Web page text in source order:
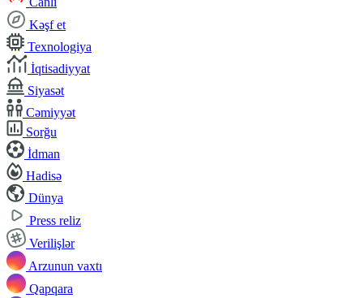
Kəşf et
Texnologiya
İqtisadiyyat
Siyasət
Cəmiyyət
Sorğu
İdman
Hadisə
Dünya
Press reliz
Verilişlər
Arzunun vaxtı
Qapqara